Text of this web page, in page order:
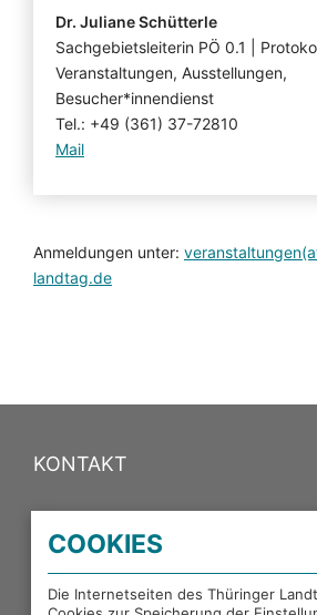
Dr. Juliane Schütterle
Sachgebietsleiterin PÖ 0.1 |
Veranstaltungen, Ausstellungen,
Besucher*innendienst
Tel.: +49 (361) 37-72810
Mail
Anmeldungen unter:
landtag.de
KONTAKT
PORTALE DES THÜRINGER
COOKIES
Die Internetseiten des Thüringer